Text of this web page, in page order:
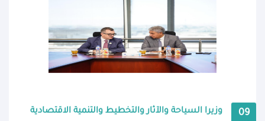
09
وزيرا السياحة والآثار والتخطيط والتنمية الاقتصادية